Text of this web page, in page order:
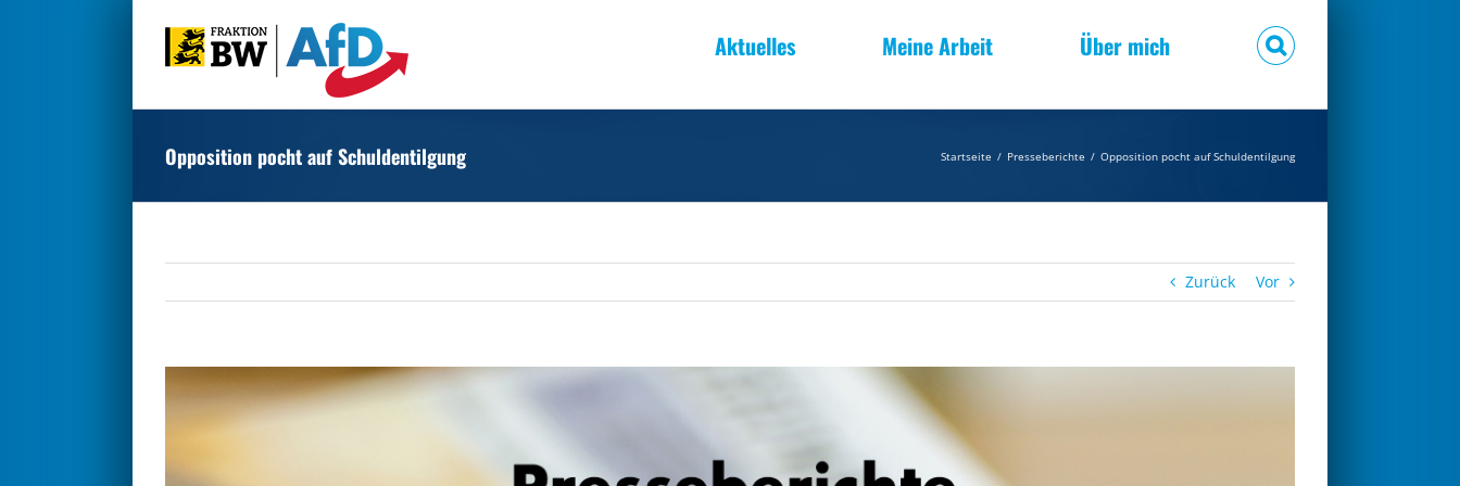
Aktuelles Meine Arbeit Über mich
Opposition pocht auf Schuldentilgung Startseite / Presseberichte / Opposition pocht auf Schuldentilgung
Zurück Vor
grösseres